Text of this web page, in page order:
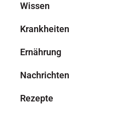
Wissen
Krankheiten
Ernährung
Nachrichten
Rezepte